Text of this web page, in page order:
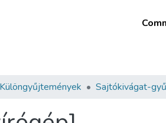
Különgyűjtemények Sajtókivágat-